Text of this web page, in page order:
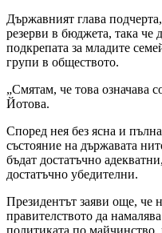
Държавният глава
резерви в бюджета, така че
подкрепата за младите
групи в обществото.
„Смятам, че това означава
Йотова.
Според нея без ясна и
състояние на държавата
бъдат достатъчно
достатъчно убедителни.
Президентът заяви още, че
правителството да